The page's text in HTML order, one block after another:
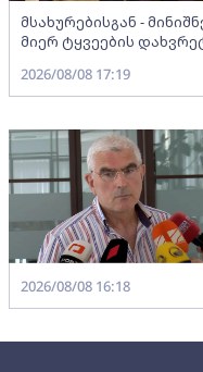
მსახურებისგან -
მიერ ტყვეების
2026/08/08 17:19
2026/08/08 16:18